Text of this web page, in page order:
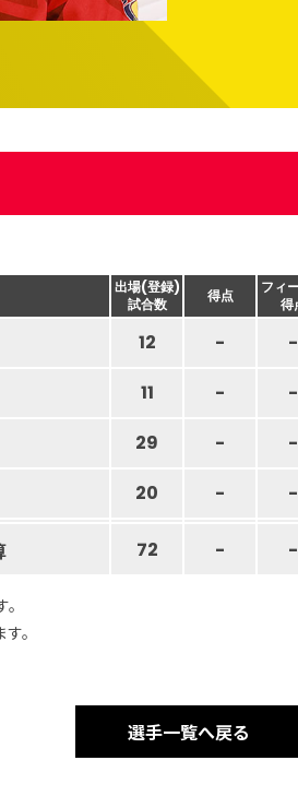
出場(登録)
試合数
得点
フィ
得
12 - -
11 - -
29 - -
20 - -
72 - -
。
選手一覧へ戻る